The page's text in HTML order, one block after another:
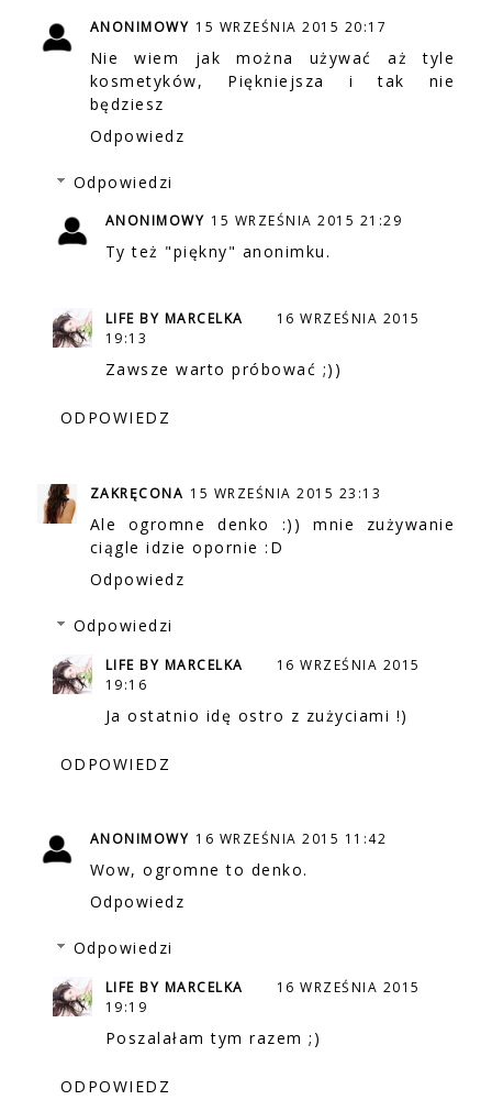
ANONIMOWY 15 WRZEŚNIA 2015 20:17
Nie wiem jak można używać aż tyle
kosmetyków, Piękniejsza i tak nie
będziesz
Odpowiedz
Odpowiedzi
ANONIMOWY 15 WRZEŚNIA 2015 21:29
Ty też "piękny" anonimku.
LIFE BY MARCELKA
16 WRZEŚNIA 2015
19:13
Zawsze warto próbować ;))
ODPOWIEDZ
ZAKRĘCONA 15 WRZEŚNIA 2015 23:13
Ale ogromne denko :)) mnie zużywanie
ciągle idzie opornie :D
Odpowiedz
Odpowiedzi
LIFE BY MARCELKA
16 WRZEŚNIA 2015
19:16
Ja ostatnio idę ostro z zużyciami !)
ODPOWIEDZ
ANONIMOWY 16 WRZEŚNIA 2015 11:42
Wow, ogromne to denko.
Odpowiedz
Odpowiedzi
LIFE BY MARCELKA
16 WRZEŚNIA 2015
19:19
Poszalałam tym razem ;)
ODPOWIEDZ